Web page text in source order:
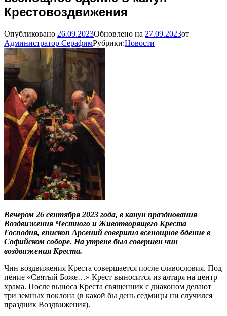
Крестовоздвижения
Опубликовано 26.09.2023Обновлено на 27.09.2023от
Администратор СерафимРубрики:Новости
Вечером 26 сентября 2023 года, в канун празднования
Воздвижения Честного и Животворящего Креста
Господня, епископ Арсений совершил всенощное бдение в
Софийском соборе. На утрене был совершен чин
воздвижения Креста.
Чин воздвижения Креста совершается после славословия. Под
пение «Святый Боже…» Крест выносится из алтаря на центр
храма. После выноса Креста священник с диаконом делают
три земных поклона (в какой бы день седмицы ни случился
праздник Воздвижения).